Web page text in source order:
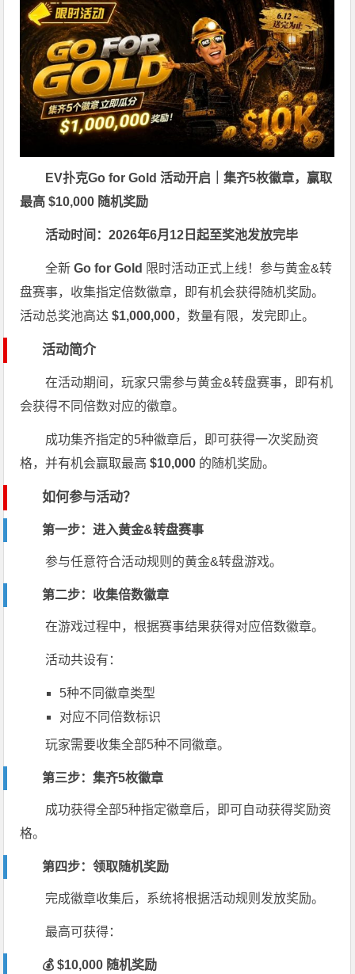
EV扑克Go for Gold 活动开启｜集齐5枚徽章，赢取
最高 $10,000 随机奖励
活动时间：2026年6月12日起至奖池发放完毕
全新Go for Gold 限时活动正式上线！参与黄金&转
盘赛事，收集指定倍数徽章，即有机会获得随机奖励。
活动总奖池高达$1,000,000，数量有限，发完即止。
活动简介
在活动期间，玩家只需参与黄金&转盘赛事，即有机
会获得不同倍数对应的徽章。
成功集齐指定的5种徽章后，即可获得一次奖励资
格，并有机会赢取最高$10,000 的随机奖励。
如何参与活动？
第一步：进入黄金&转盘赛事
参与任意符合活动规则的黄金&转盘游戏。
第二步：收集倍数徽章
在游戏过程中，根据赛事结果获得对应倍数徽章。
活动共设有：
5种不同徽章类型
对应不同倍数标识
玩家需要收集全部5种不同徽章。
第三步：集齐5枚徽章
成功获得全部5种指定徽章后，即可自动获得奖励资
格。
第四步：领取随机奖励
完成徽章收集后，系统将根据活动规则发放奖励。
最高可获得：
💰 $10,000 随机奖励